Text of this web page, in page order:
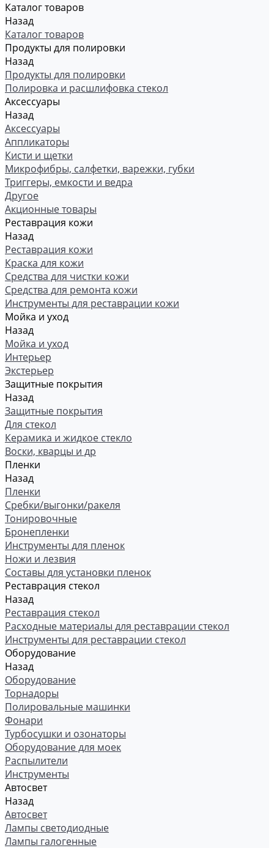
Каталог товаров
Назад
Каталог товаров
Продукты для полировки
Назад
Продукты для полировки
Полировка и расшлифовка стекол
Аксессуары
Назад
Аксессуары
Аппликаторы
Кисти и щетки
Микрофибры, салфетки, варежки, губки
Триггеры, емкости и ведра
Другое
Акционные товары
Реставрация кожи
Назад
Реставрация кожи
Краска для кожи
Средства для чистки кожи
Средства для ремонта кожи
Инструменты для реставрации кожи
Мойка и уход
Назад
Мойка и уход
Интерьер
Экстерьер
Защитные покрытия
Назад
Защитные покрытия
Для стекол
Керамика и жидкое стекло
Воски, кварцы и др
Пленки
Назад
Пленки
Сребки/выгонки/ракеля
Тонировочные
Бронепленки
Инструменты для пленок
Ножи и лезвия
Составы для установки пленок
Реставрация стекол
Назад
Реставрация стекол
Расходные материалы для реставрации стекол
Инструменты для реставрации стекол
Оборудование
Назад
Оборудование
Торнадоры
Полировальные машинки
Фонари
Турбосушки и озонаторы
Оборудование для моек
Распылители
Инструменты
Автосвет
Назад
Автосвет
Лампы светодиодные
Лампы галогенные